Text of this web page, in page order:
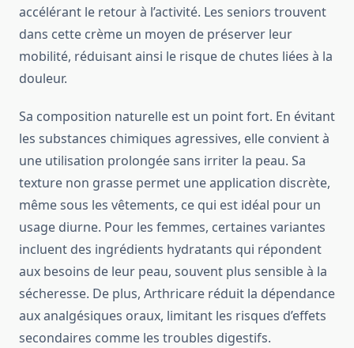
accélérant le retour à l’activité. Les seniors trouvent
dans cette crème un moyen de préserver leur
mobilité, réduisant ainsi le risque de chutes liées à la
douleur.
Sa composition naturelle est un point fort. En évitant
les substances chimiques agressives, elle convient à
une utilisation prolongée sans irriter la peau. Sa
texture non grasse permet une application discrète,
même sous les vêtements, ce qui est idéal pour un
usage diurne. Pour les femmes, certaines variantes
incluent des ingrédients hydratants qui répondent
aux besoins de leur peau, souvent plus sensible à la
sécheresse. De plus, Arthricare réduit la dépendance
aux analgésiques oraux, limitant les risques d’effets
secondaires comme les troubles digestifs.